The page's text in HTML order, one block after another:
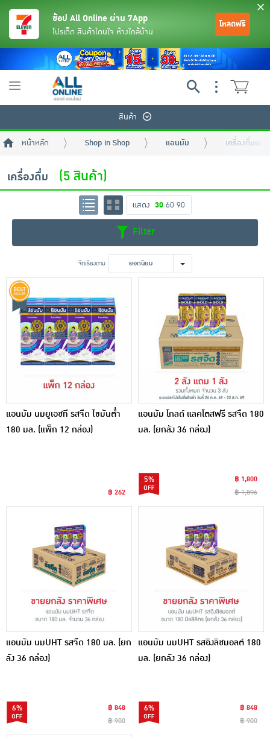
เครื่องปรุงรสและของแห้ง
ขนมขบเคี้ยว และช็อคโกแลต
อาหารสด ผัก ผลไม้และเบเกอรี่
ช้อป All Online ผ่าน 7App
โปรเด็ด สินค้าโดนใจ ห้างใกล้บ้าน
โหลดฟรี
Toggle
สินค้า
หน้าหลัก Shop in Shop แอนมัม เครื่องดื่มและ
เครื่องดื่ม (5 สินค้า)
แสดง 30 60 90
Filter
จัดเรียงตาม ยอดนิยม
แอนมัม นมยูเอชที รสจืด ไขมันต่ำ
180 มล. (แพ็ก 12 กล่อง)
฿ 262
แอนมัม โกลด์ แลคโตสฟรี รสจืด 180
มล. (ยกลัง 36 กล่อง)
5%
฿ 1,800
฿ 1,896
แอนมัม นมUHT รสจืด 180 มล. (ยก
ลัง 36 กล่อง)
6%
฿ 848
฿ 900
แอนมัม นมUHT รสอิงลิชมอลต์ 180
มล. (ยกลัง 36 กล่อง)
6%
฿ 848
฿ 900